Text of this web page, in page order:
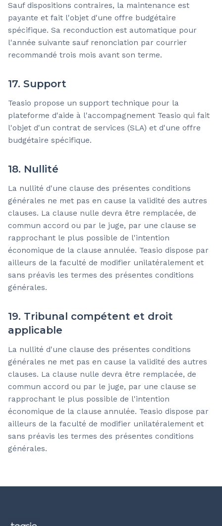
Sauf dispositions contraires, la maintenance est
payante et fait l'objet d'une offre budgétaire
spécifique. Sa reconduction est automatique pour
l'année suivante sauf renonciation par courrier
recommandé trois mois avant son terme.
17. Support
Teasio propose un support technique pour la
plateforme d'aide à l'accompagnement Teasio qui fait
l'objet d'un contrat de services (SLA) et d'une offre
budgétaire spécifique.
18. Nullité
La nullité d'une clause des présentes conditions
générales ne met pas en cause la validité des autres
clauses. La clause nulle devra être remplacée, de
commun accord ou par le juge, par une clause se
rapprochant le plus possible de l'intention
économique de la clause annulée. Teasio dispose par
ailleurs de la faculté de modifier unilatéralement et
sans préavis les termes des présentes conditions
générales.
19. Tribunal compétent et droit
applicable
La nullité d'une clause des présentes conditions
générales ne met pas en cause la validité des autres
clauses. La clause nulle devra être remplacée, de
commun accord ou par le juge, par une clause se
rapprochant le plus possible de l'intention
économique de la clause annulée. Teasio dispose par
ailleurs de la faculté de modifier unilatéralement et
sans préavis les termes des présentes conditions
générales.